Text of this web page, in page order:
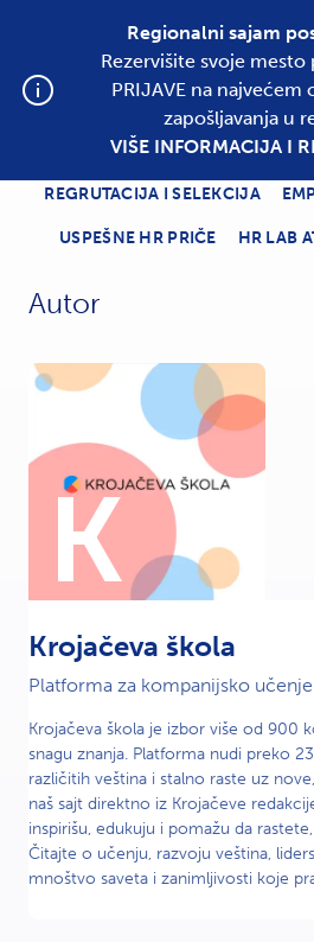
Regionalni sajam
Rezervišite svoje mesto
PRIJAVE na najvećem
zapošljavanja u
VIŠE INFORMACIJA I
SVE KATEGORIJE
REGRUTACIJA I SELEKCIJA
USPEŠNE HR PRIČE HR LAB
Autor
K
Krojačeva škola
Platforma za kompanijsko učenje
Krojačeva škola je izbor više od 900
snagu znanja. Platforma nudi preko
različitih veština i stalno raste uz
naš sajt direktno iz Krojačeve
inspirišu, edukuju i pomažu da
Čitajte o učenju, razvoju veština,
mnoštvo saveta i zanimljivosti koje